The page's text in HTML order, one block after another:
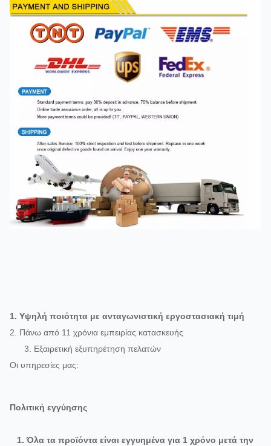
1. Υψηλή ποιότητα με ανταγωνιστική εργοστασιακή τιμή
2. Πάνω από 11 χρόνια εμπειρίας κατασκευής
3. Εξαιρετική εξυπηρέτηση πελατών
Οι υπηρεσίες μας:
Πολιτική εγγύησης
1. Όλα τα προϊόντα είναι εγγυημένα για 1 χρόνο μετά την